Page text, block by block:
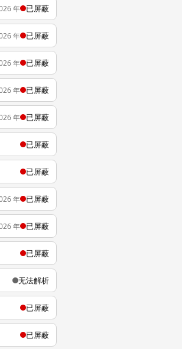
年 已屏蔽
年 已屏蔽
年 已屏蔽
年 已屏蔽
年 已屏蔽
已屏蔽
已屏蔽
年 已屏蔽
年 已屏蔽
已屏蔽
无法解析
已屏蔽
已屏蔽